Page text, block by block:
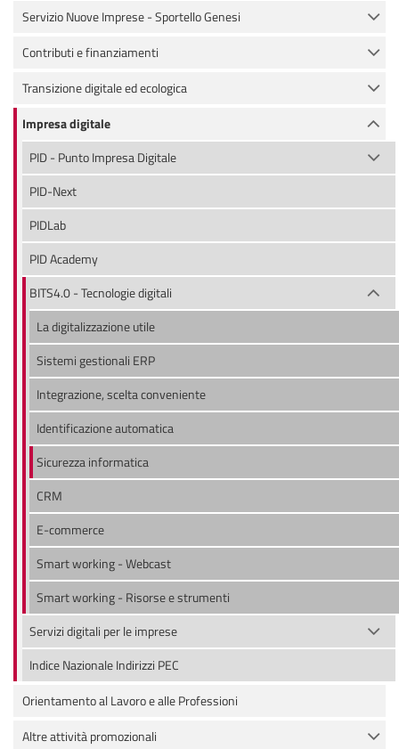
Servizio Nuove Imprese - Sportello Genesi
Contributi e finanziamenti
Transizione digitale ed ecologica
Impresa digitale
PID - Punto Impresa Digitale
PID-Next
PIDLab
PID Academy
BITS4.0 - Tecnologie digitali
La digitalizzazione utile
Sistemi gestionali ERP
Integrazione, scelta conveniente
Identificazione automatica
Sicurezza informatica
CRM
E-commerce
Smart working - Webcast
Smart working - Risorse e strumenti
Servizi digitali per le imprese
Indice Nazionale Indirizzi PEC
Orientamento al Lavoro e alle Professioni
Altre attività promozionali